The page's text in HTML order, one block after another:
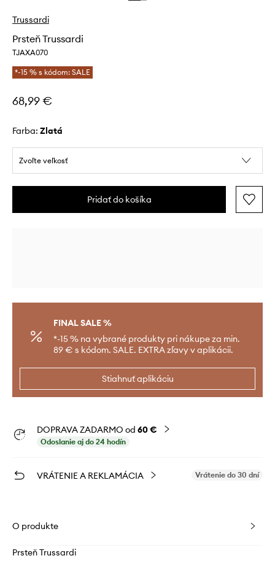
Trussardi
Prsteň Trussardi
TJAXA070
*-15 % s kódom: SALE
68,99 €
Farba: zlatá
Zvoľte veľkosť
Pridať do košíka
FINAL SALE %
*-15 % na vybrané produkty pri nákupe za min.
89 € s kódom. SALE. EXTRA zľavy v aplikácii.
Stiahnuť aplikáciu
DOPRAVA ZADARMO od 60 €
Odoslanie aj do 24 hodín
VRÁTENIE A REKLAMÁCIA Vrátenie do 30 dní
O produkte
Prsteň Trussardi